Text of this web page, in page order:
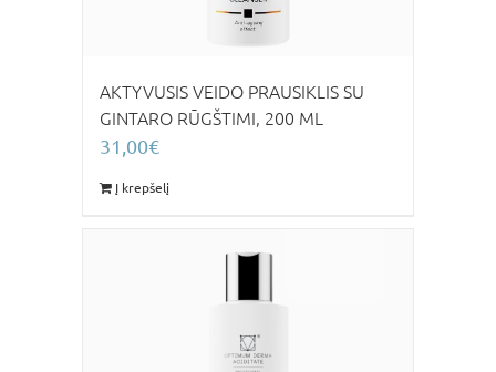
AKTYVUSIS VEIDO PRAUSIKLIS SU
GINTARO RŪGŠTIMI, 200 ML
31,00€
Į krepšelį